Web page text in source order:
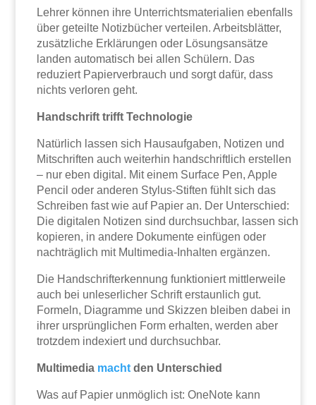
Lehrer können ihre Unterrichtsmaterialien ebenfalls
über geteilte Notizbücher verteilen. Arbeitsblätter,
zusätzliche Erklärungen oder Lösungsansätze
landen automatisch bei allen Schülern. Das
reduziert Papierverbrauch und sorgt dafür, dass
nichts verloren geht.
Handschrift trifft Technologie
Natürlich lassen sich Hausaufgaben, Notizen und
Mitschriften auch weiterhin handschriftlich erstellen
– nur eben digital. Mit einem Surface Pen, Apple
Pencil oder anderen Stylus-Stiften fühlt sich das
Schreiben fast wie auf Papier an. Der Unterschied:
Die digitalen Notizen sind durchsuchbar, lassen sich
kopieren, in andere Dokumente einfügen oder
nachträglich mit Multimedia-Inhalten ergänzen.
Die Handschrifterkennung funktioniert mittlerweile
auch bei unleserlicher Schrift erstaunlich gut.
Formeln, Diagramme und Skizzen bleiben dabei in
ihrer ursprünglichen Form erhalten, werden aber
trotzdem indexiert und durchsuchbar.
Multimedia macht den Unterschied
Was auf Papier unmöglich ist: OneNote kann